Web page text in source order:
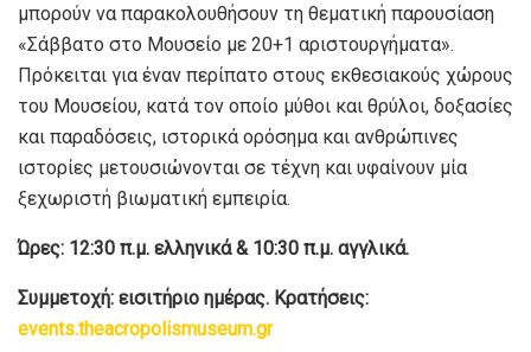
μπορούν να παρακολουθήσουν τη θεματική παρουσίαση
«Σάββατο στο Μουσείο με 20+1 αριστουργήματα».
Πρόκειται για έναν περίπατο στους εκθεσιακούς χώρους
του Μουσείου, κατά τον οποίο μύθοι και θρύλοι, δοξασίες
και παραδόσεις, ιστορικά ορόσημα και ανθρώπινες
ιστορίες μετουσιώνονται σε τέχνη και υφαίνουν μία
ξεχωριστή βιωματική εμπειρία.
Ώρες: 12:30 π.μ. ελληνικά & 10:30 π.μ. αγγλικά.
Συμμετοχή: εισιτήριο ημέρας. Κρατήσεις:
events.theacropolismuseum.gr